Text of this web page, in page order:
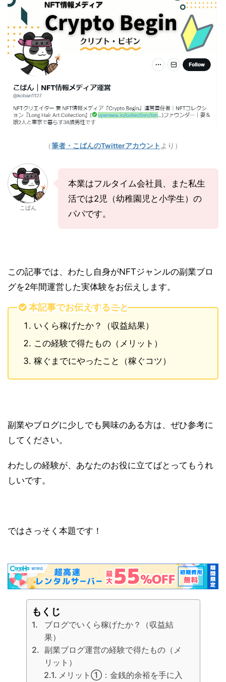
（筆者・こばんのTwitterアカウント より）
こばん
本業はフルタイム会社員、また私生
活では2児（幼稚園児と小学生）の
パパです。
この記事では、わたし自身がNFTジャンルの副業ブロ
グを2年間運営した実体験をお伝えします。
本記事でお伝えすること
いくら稼げたか？（収益結果）
この経験で得たもの（メリット）
稼ぐまでにやったこと（稼ぐコツ）
副業やブログに少しでも興味のある方は、ぜひ参考に
してください。
わたしの経験が、あなたのお役に立てばとってもうれ
しいです。
ではさっそく本題です！
もくじ
ブログでいくら稼げたか？（収益結
果）
副業ブログ運営の経験で得たもの（メ
リット）
メリット①：金銭的余裕を手に入